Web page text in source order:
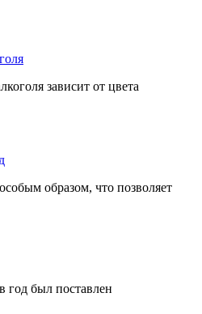
зависит от цвета
образом, что позволяет
год был поставлен